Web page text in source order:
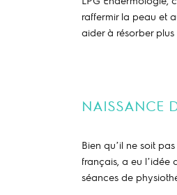
raffermir la peau et
aiderà résorber
NAISSANCE
Bien qu’il ne soit
français, a eu
séances de